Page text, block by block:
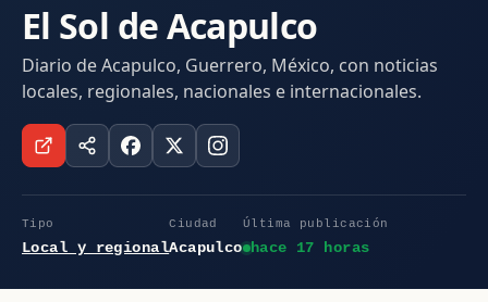
El Sol de Acapulco
Diario de Acapulco, Guerrero, México, con noticias
locales, regionales, nacionales e internacionales.
Tipo
Local y regional
Ciudad
Acapulco
Última publicación
hace 17 horas